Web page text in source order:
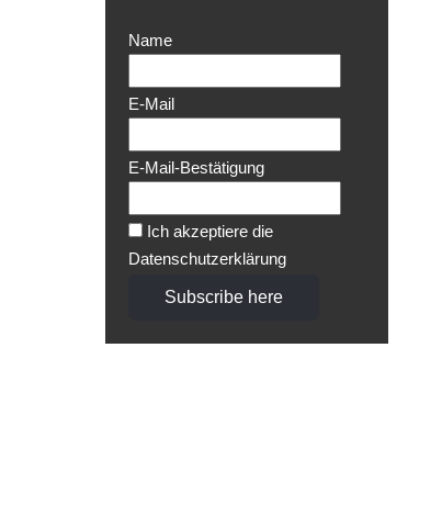
Name
E-Mail
E-Mail-Bestätigung
Ich akzeptiere die
Datenschutzerklärung